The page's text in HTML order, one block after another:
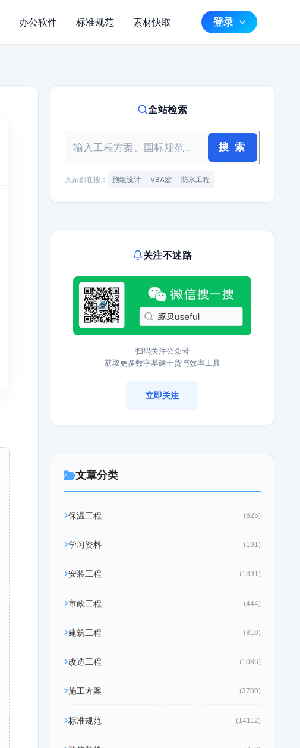
办公软件 标准规范 素材快取 登录
全站检索
搜 索
大家都在搜： 施组设计 VBA宏 防水工程
关注不迷路
扫码关注公众号
获取更多数字基建干货与效率工具
立即关注
文章分类
保温工程 (625)
学习资料 (191)
安装工程 (1391)
市政工程 (444)
建筑工程 (810)
改造工程 (1086)
施工方案 (3700)
标准规范 (14112)